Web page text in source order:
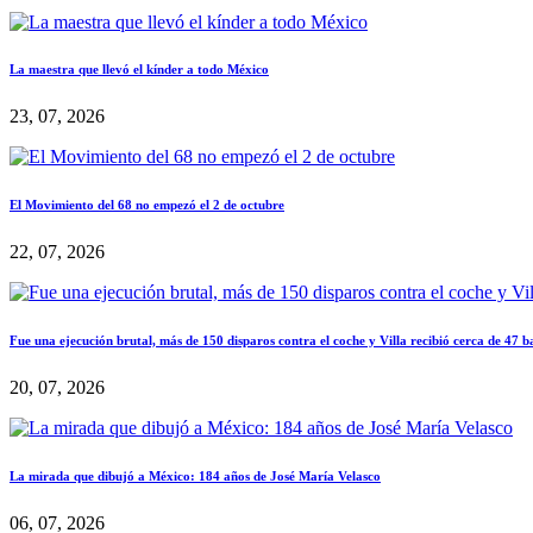
La maestra que llevó el kínder a todo México
23, 07, 2026
El Movimiento del 68 no empezó el 2 de octubre
22, 07, 2026
Fue una ejecución brutal, más de 150 disparos contra el coche y Villa recibió cerca de 47
20, 07, 2026
La mirada que dibujó a México: 184 años de José María Velasco
06, 07, 2026